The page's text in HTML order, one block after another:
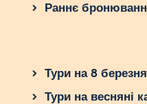
Раннє
Тури на 8 березня
Тури на весняні